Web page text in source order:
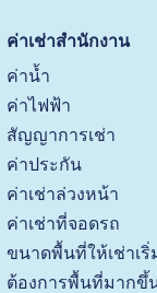
ค่าเช่าสำนักงาน
ค่าน้ำ
ค่าไฟฟ้า
สัญญาการเช่า
ค่าประกัน
ค่าเช่าล่วงหน้า
ค่าเช่าที่จอดรถ
ขนาดพื้นที่ให้เช่าเริ่
ต้องการพื้นที่มากขึ้